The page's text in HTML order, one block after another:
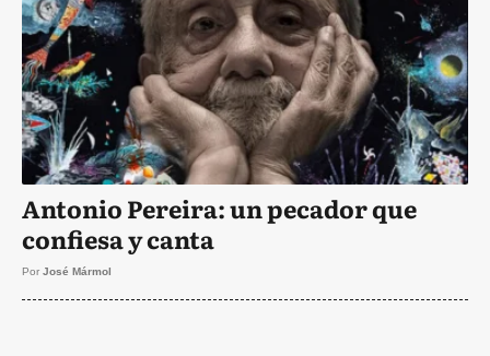
Antonio Pereira: un pecador que
confiesa y canta
Por José Mármol